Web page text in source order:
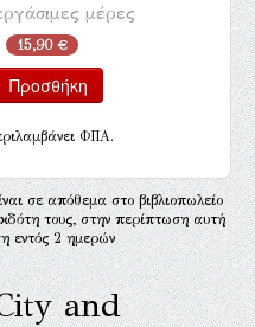
μέρες
15,90 €
ΦΠΑ.
σε απόθεμα στο βιβλιοπωλείο
τους, στην περίπτωση αυτή
εντός 2 ημερών
and